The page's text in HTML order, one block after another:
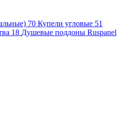
70 Купели угловые 51
18 Душевые поддоны Ruspanel